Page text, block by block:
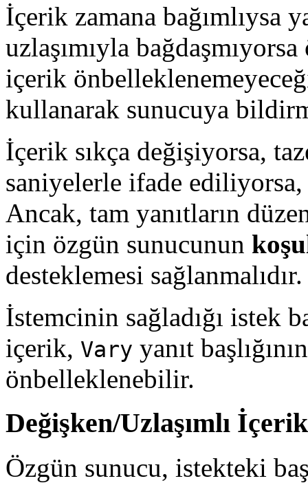
İçerik zamana bağımlıysa
uzlaşımıyla
içerik
kullanarak sunucuya
İçerik sıkça değişiyorsa,
saniyelerle ifade
Ancak, tam yanıtların
için özgün sunucunun
desteklemesi sağlanmalıdır.
İstemcinin sağladığı istek
içerik, Vary yanıt
önbelleklenebilir.
Değişken/Uzlaşımlı İçerik
Özgün sunucu, istekteki